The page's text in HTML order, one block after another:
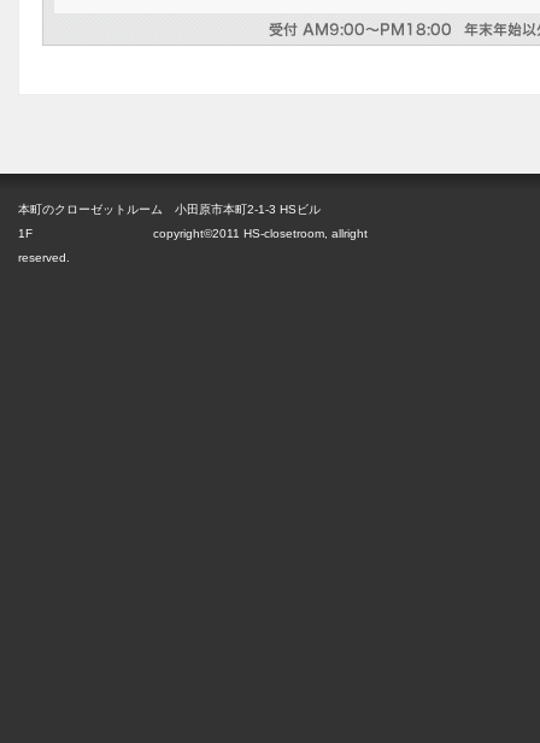
本町のクローゼットルーム 小田原市本町2-1-3 HSビル
1F copyright©2011 HS-closetroom, allright
reserved.